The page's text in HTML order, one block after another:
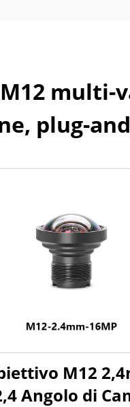
multi-
plug-
M12
Angolo di